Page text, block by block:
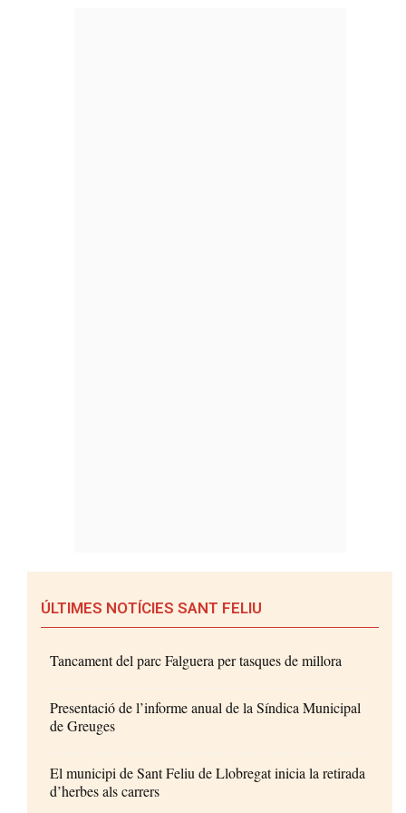
ÚLTIMES NOTÍCIES SANT FELIU
Tancament del parc Falguera per tasques de millora
Presentació de l’informe anual de la Síndica Municipal
de Greuges
El municipi de Sant Feliu de Llobregat inicia la retirada
d’herbes als carrers